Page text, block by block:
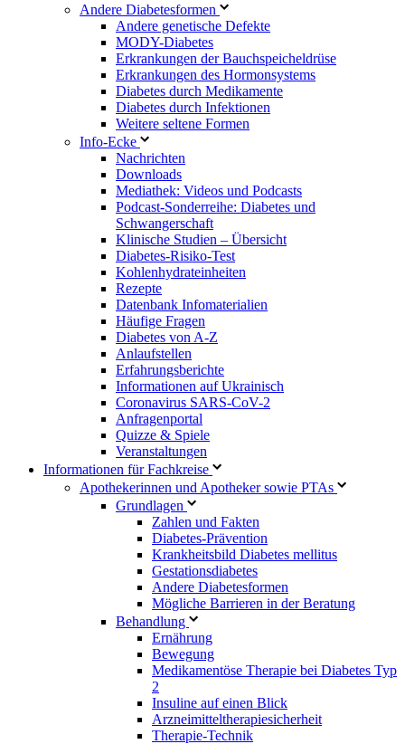
Andere Diabetesformen
Andere genetische Defekte
MODY-Diabetes
Erkrankungen der Bauchspeicheldrüse
Erkrankungen des Hormonsystems
Diabetes durch Medikamente
Diabetes durch Infektionen
Weitere seltene Formen
Info-Ecke
Nachrichten
Downloads
Mediathek: Videos und Podcasts
Podcast-Sonderreihe: Diabetes und
Schwangerschaft
Klinische Studien – Übersicht
Diabetes-Risiko-Test
Kohlenhydrateinheiten
Rezepte
Datenbank Infomaterialien
Häufige Fragen
Diabetes von A-Z
Anlaufstellen
Erfahrungsberichte
Informationen auf Ukrainisch
Coronavirus SARS-CoV-2
Anfragenportal
Quizze & Spiele
Veranstaltungen
Informationen für Fachkreise
Apothekerinnen und Apotheker sowie PTAs
Grundlagen
Zahlen und Fakten
Diabetes-Prävention
Krankheitsbild Diabetes mellitus
Gestationsdiabetes
Andere Diabetesformen
Mögliche Barrieren in der Beratung
Behandlung
Ernährung
Bewegung
Medikamentöse Therapie bei Diabetes Typ
2
Insuline auf einen Blick
Arzneimitteltherapie­sicherheit
Therapie-Technik